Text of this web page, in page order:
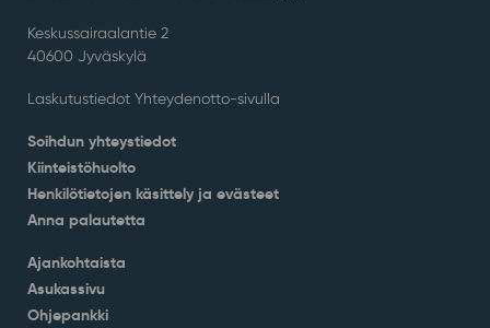
Keskussairaalantie 2
40600 Jyväskylä
Laskutustiedot Yhteydenotto-sivulla
Soihdun yhteystiedot
Kiinteistöhuolto
Henkilötietojen käsittely ja evästeet
Anna palautetta
Ajankohtaista
Asukassivu
Ohjepankki